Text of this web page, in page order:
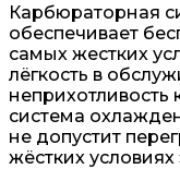
Карбюраторная
обеспечивает
самых жестких
лёгкость в
неприхотливость
система
не допустит
жёстких условиях